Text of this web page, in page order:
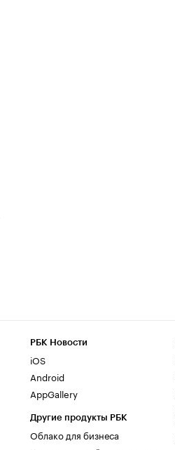
РБК Новости
iOS
Android
AppGallery
Другие продукты РБК
Облако для бизнеса